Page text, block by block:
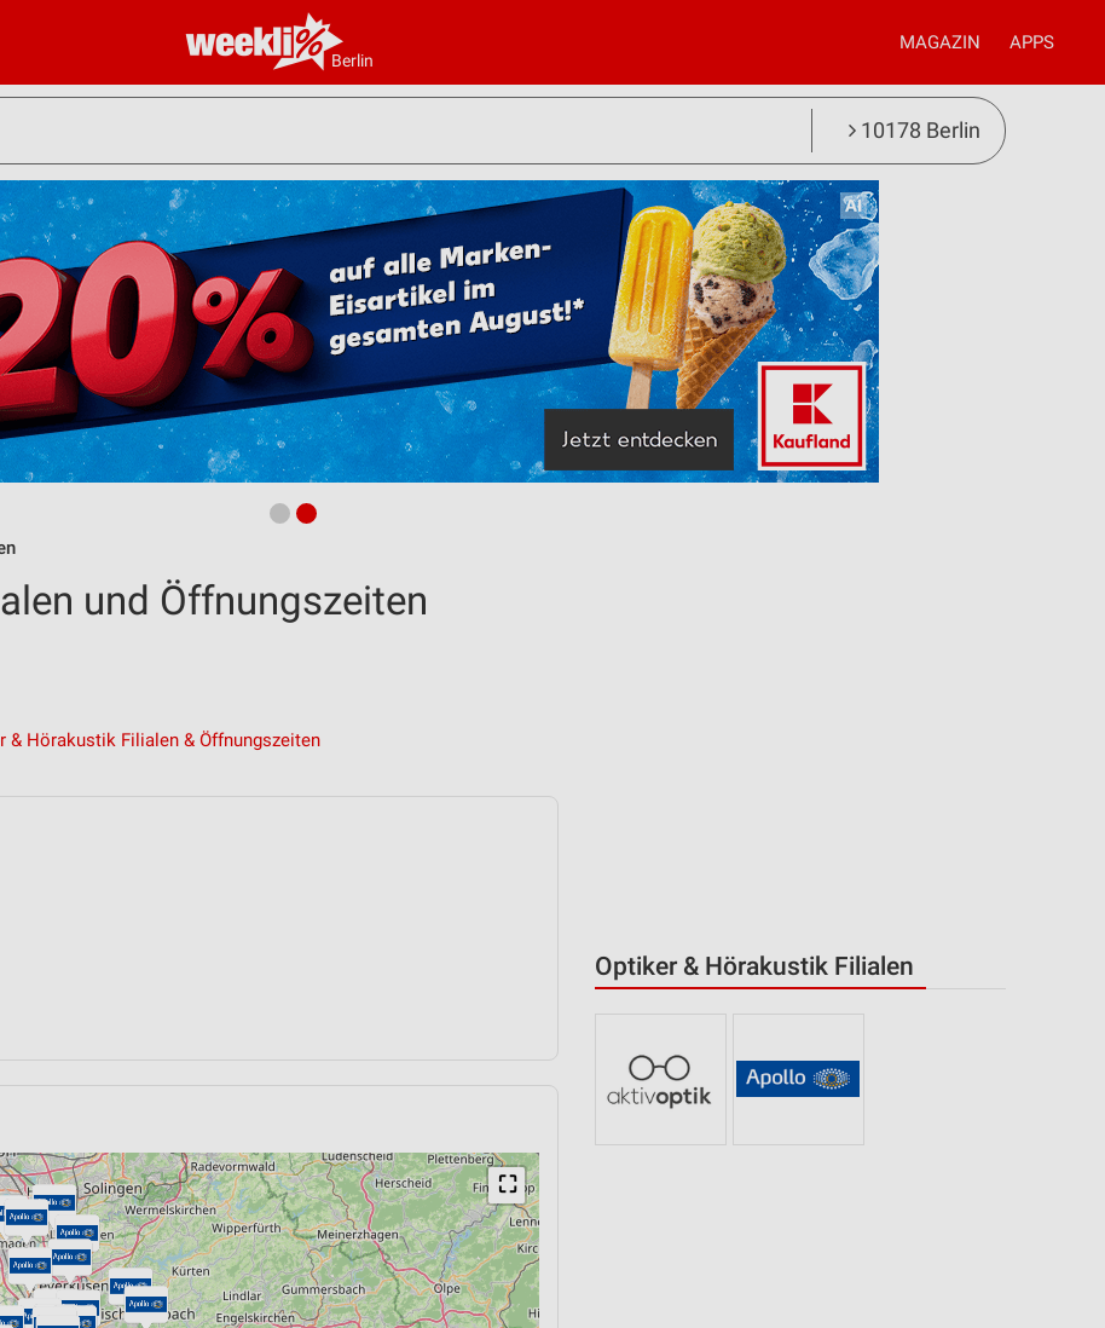
Berlin
MAGAZIN APPS
10178 Berlin
Optiker & Hörakustik Filialen
und Öffnungszeiten
& Hörakustik Filialen & Öffnungszeiten
⛶